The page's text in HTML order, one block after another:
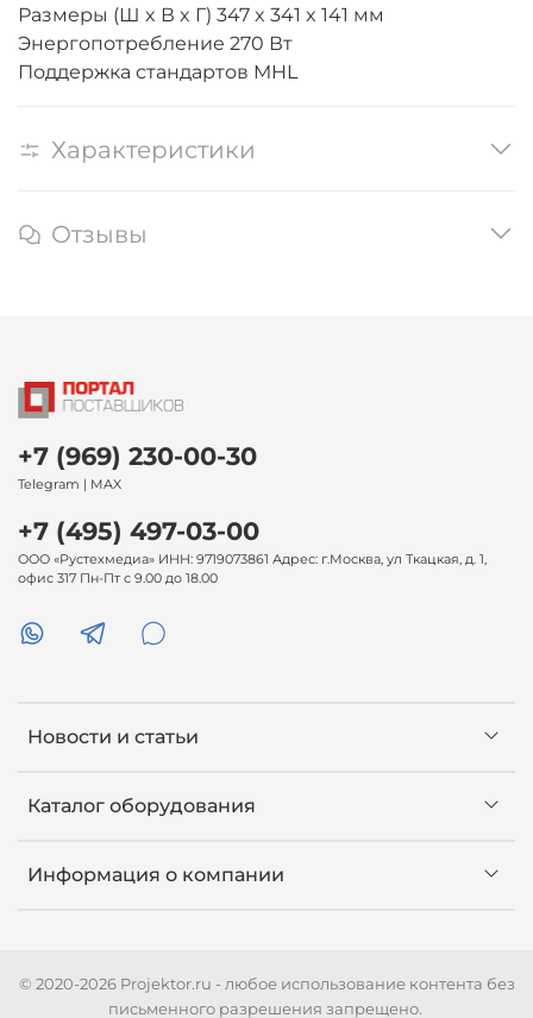
Размеры (Ш x В x Г) 347 x 341 x 141 мм
Энергопотребление 270 Вт
Поддержка стандартов MHL
Характеристики
Отзывы
Новости и статьи
Каталог оборудования
Информация о компании
+7 (969) 230-00-30
Telegram | MAX
+7 (495) 497-03-00
ООО «Рустехмедиа» ИНН: 9719073861 Адрес: г.Москва, ул Ткацкая, д. 1,
офис 317 Пн-Пт с 9.00 до 18.00
© 2020-2026 Projektor.ru - любое использование контента без
письменного разрешения запрещено.